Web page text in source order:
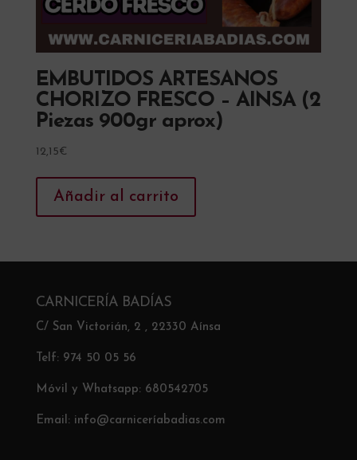
EMBUTIDOS ARTESANOS
CHORIZO FRESCO – AINSA (2
Piezas 900gr aprox)
12,15€
Añadir al carrito
CARNICERÍA BADÍAS
C/ San Victorián, 2 , 22330 Aínsa
Telf: 974 50 05 56
Móvil y Whatsapp: 680542705
Email: info@carniceríabadias.com